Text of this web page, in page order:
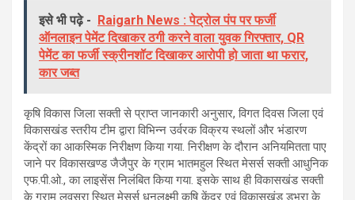
इसे भी पढ़े -
Raigarh News : पेट्रोल पंप पर फर्जी
ऑनलाइन पेमेंट दिखाकर ठगी करने वाला युवक गिरफ्तार, QR
पेमेंट का फर्जी स्क्रीनशॉट दिखाकर आरोपी हो जाता था फरार,
कार जब्त
कृषि विकास जिला सक्ती से प्राप्त जानकारी अनुसार, विगत दिवस जिला एवं
विकासखंड स्तरीय टीम द्वारा विभिन्न उर्वरक विक्रय स्थलों और भंडारण
केंद्रों का आकस्मिक निरीक्षण किया गया. निरीक्षण के दौरान अनियमितता पाए
जाने पर विकासखण्ड जैजैपुर के ग्राम भातमहुल स्थित मेसर्स सक्ती आधुनिक
एफ.पी.ओ., का लाइसेंस निलंबित किया गया. इसके साथ ही विकासखंड सक्ती
के ग्राम लवसरा स्थित मेसर्स धनलक्ष्मी कृषि केंद्र एवं विकासखंड डभरा के